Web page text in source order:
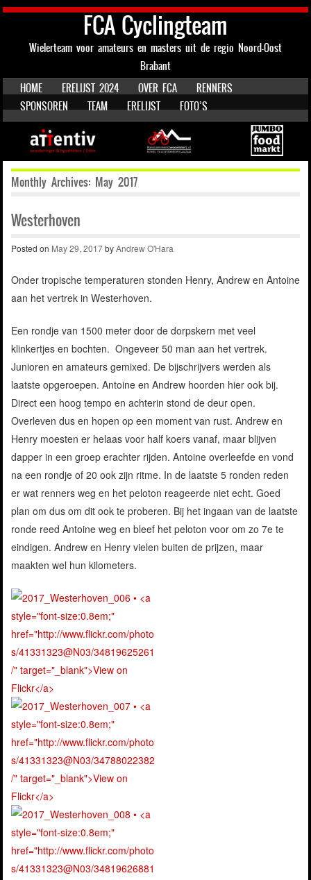
FCA Cyclingteam
Wielerteam voor amateurs en masters uit de regio Noord-Oost
Brabant
Menu
SKIP TO CONTENT
HOME ERELIJST 2024 OVER FCA
RENNERS
SPONSOREN
TEAM ERELIJST FOTO’S
Monthly Archives: May 2017
Westerhoven
Posted on May 29, 2017byAndrew O'Hara
Onder tropische temperaturen stonden Henry, Andrew en Antoine
aan het vertrek in Westerhoven.
Een rondje van 1500 meter door de dorpskern met veel
klinkertjes en bochten. Ongeveer 50 man aan het vertrek.
Junioren en amateurs gemixed. De bijschrijvers werden als
laatste opgeroepen. Antoine en Andrew hoorden hier ook bij.
Direct een hoog tempo en achterin stond de deur open.
Overleven dus en hopen op een moment van rust. Andrew en
Henry moesten er helaas voor half koers vanaf, maar blijven
dapper in een groep erachter rijden. Antoine overleefde en vond
na een rondje of 20 ook zijn ritme. In de laatste 5 ronden reden
er wat renners weg en het peloton reageerde niet echt. Goed
plan om dus om dit ook te proberen. Bij het ingaan van de laatste
ronde reed Antoine weg en bleef het peloton voor om zo 7e te
eindigen. Andrew en Henry vielen buiten de prijzen, maar
maakten wel hun kilometers.